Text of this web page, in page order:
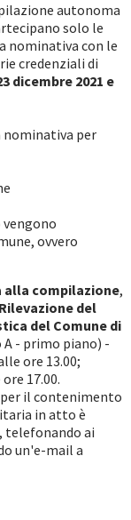
autonoma
solo le
nominativa con le
credenziali di
dicembre 2021 e
per
ovvero
alla compilazione,
del
del Comune di
A - primo piano) -
ore 13.00;
17.00.
il contenimento
in atto è
telefonando ai
un'e-mail a